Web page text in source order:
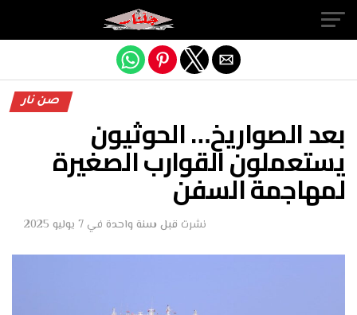
صن نار
بعد الصواريخ… الحوثيون
يستعملون القوارب الصغيرة
لمهاجمة السفن
نشرت قبل سنة واحدة في 7 يوليو 2025
Exit mobile version